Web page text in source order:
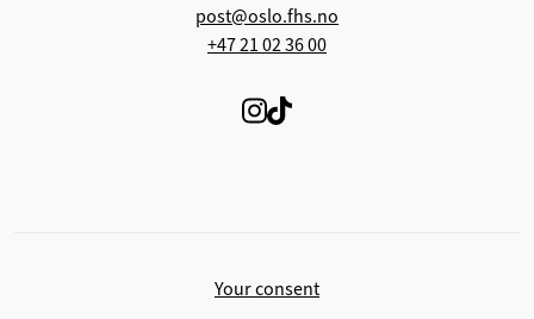
post@oslo.fhs.no
+47 21 02 36 00
Your consent